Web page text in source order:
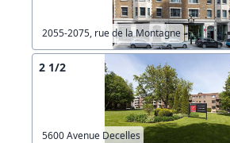
2055-2075, rue de la Montagne
2 1/2
5600 Avenue Decelles